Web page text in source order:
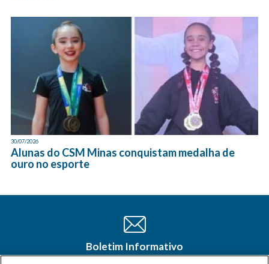
30/07/2026
Alunas do CSM Minas conquistam medalha de
ouro no esporte
Boletim Informativo
Cadastre-se e receba as últimas